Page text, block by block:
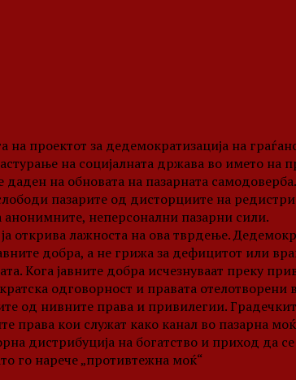
проектот за дедемократизација на
на социјалната држава во името на
на обновата на пазарната самодоверба.
пазарите од дисторциите на
анонимните, неперсонални пазарни сили.
открива лажноста на ова тврдење.
добра, а не грижа за дефицитот или
Кога јавните добра исчезнуваат преку
одговорност и правата отелотворени
од нивните права и привилегии.
права кои служат како канал во пазарна
дистрибуција на богатство и приход да се
го нарече „противтежна моќ“